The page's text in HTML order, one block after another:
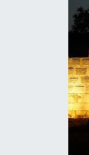
TURİZM
RÖPORTAJ
VİDEO
YAZARLAR